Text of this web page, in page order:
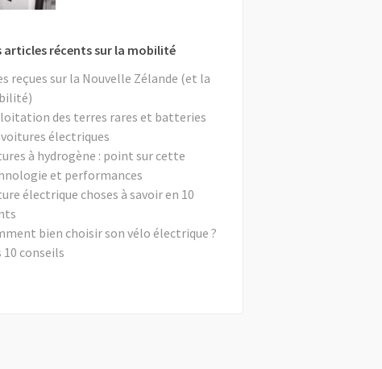
articles récents sur la mobilité
reçues sur la Nouvelle Zélande (et la
des terres rares et batteries
voitures électriques
à hydrogène : point sur cette
et performances
électrique choses à savoir en 10
bien choisir son vélo électrique ?
10 conseils